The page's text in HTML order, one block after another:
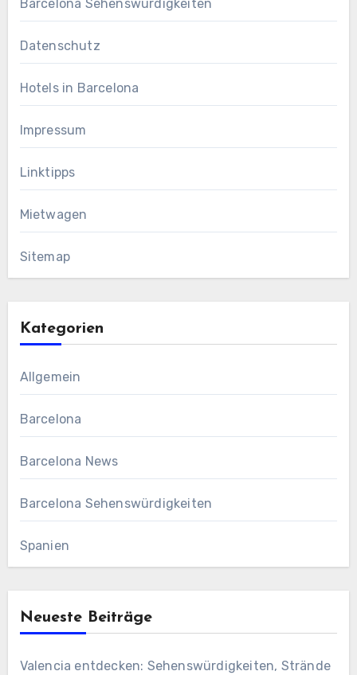
Barcelona Sehenswürdigkeiten
Datenschutz
Hotels in Barcelona
Impressum
Linktipps
Mietwagen
Sitemap
Kategorien
Allgemein
Barcelona
Barcelona News
Barcelona Sehenswürdigkeiten
Spanien
Neueste Beiträge
Valencia entdecken: Sehenswürdigkeiten, Strände